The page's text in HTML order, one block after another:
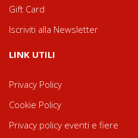
Gift Card
Iscriviti alla Newsletter
LINK UTILI
Privacy Policy
Cookie Policy
Privacy policy eventi e fiere